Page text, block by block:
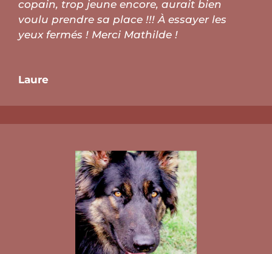
copain, trop jeune encore, aurait bien
voulu prendre sa place !!! À essayer les
yeux fermés ! Merci Mathilde !
Laure